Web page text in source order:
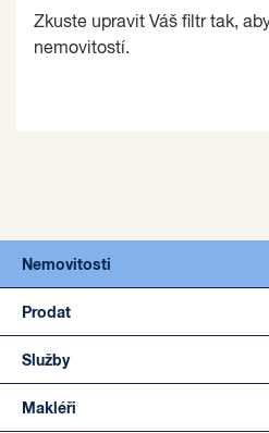
Zkuste upravit Váš filtr tak,
nemovitostí.
Nemovitosti
Prodat
Služby
Makléři